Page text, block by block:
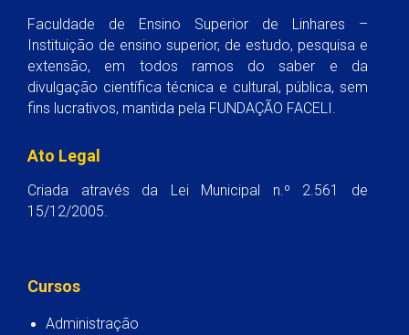
Faculdade de Ensino Superior de Linhares –
Instituição de ensino superior, de estudo, pesquisa e
extensão, em todos ramos do saber e da
divulgação científica técnica e cultural, pública, sem
fins lucrativos, mantida pela FUNDAÇÃO FACELI.
Ato Legal
Criada através da Lei Municipal n.º 2.561 de
15/12/2005.
Cursos
Administração